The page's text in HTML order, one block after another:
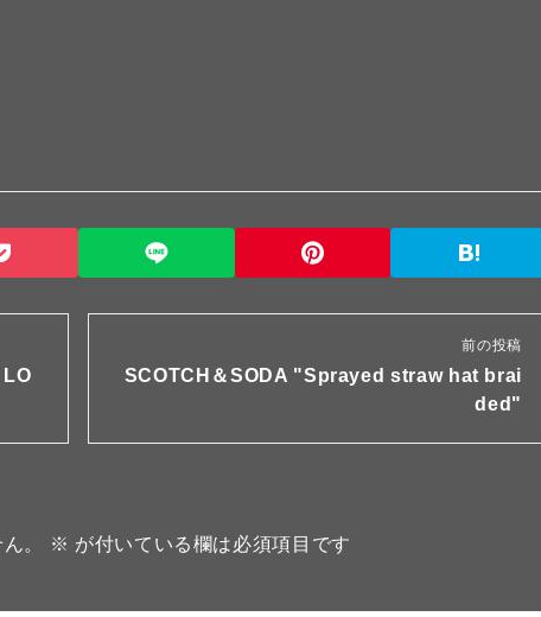
前の投稿
SCOTCH＆SODA "Sprayed straw hat brai
ded"
。 ※ が付いている欄は必須項目です